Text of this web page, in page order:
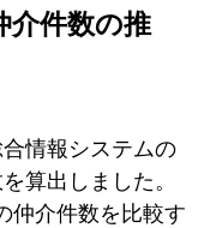
介件数の推
情報システムの
算出しました。
仲介件数を比較す